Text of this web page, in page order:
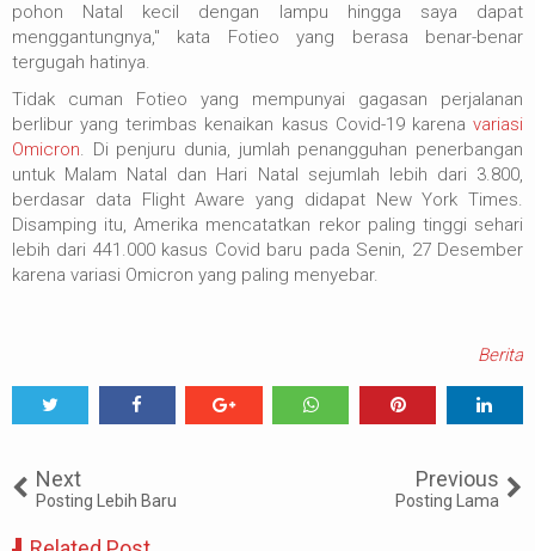
pohon Natal kecil dengan lampu hingga saya dapat
menggantungnya," kata Fotieo yang berasa benar-benar
tergugah hatinya.
Tidak cuman Fotieo yang mempunyai gagasan perjalanan
berlibur yang terimbas kenaikan kasus Covid-19 karena variasi
Omicron. Di penjuru dunia, jumlah penangguhan penerbangan
untuk Malam Natal dan Hari Natal sejumlah lebih dari 3.800,
berdasar data Flight Aware yang didapat New York Times.
Disamping itu, Amerika mencatatkan rekor paling tinggi sehari
lebih dari 441.000 kasus Covid baru pada Senin, 27 Desember
karena variasi Omicron yang paling menyebar.
Berita
Next
Posting Lebih Baru
Previous
Posting Lama